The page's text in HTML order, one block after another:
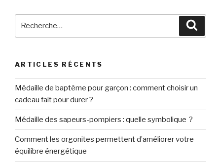
ARTICLES RÉCENTS
Médaille de baptême pour garçon : comment choisir un
cadeau fait pour durer ?
Médaille des sapeurs-pompiers : quelle symbolique ?
Comment les orgonites permettent d’améliorer votre
équilibre énergétique